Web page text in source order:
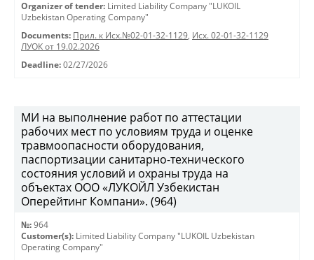
Organizer of tender: Limited Liability Company "LUKOIL
Uzbekistan Operating Company"
Documents: Прил. к Исх.№02-01-32-1129, Исх. 02-01-32-1129
ЛУОК от 19.02.2026
Deadline: 02/27/2026
МИ на выполнение работ по аттестации
рабочих мест по условиям труда и оценке
травмоопасности оборудования,
паспортизации санитарно-технического
состояния условий и охраны труда на
объектах ООО «ЛУКОЙЛ Узбекистан
Оперейтинг Компани». (964)
№: 964
Customer(s): Limited Liability Company "LUKOIL Uzbekistan
Operating Company"